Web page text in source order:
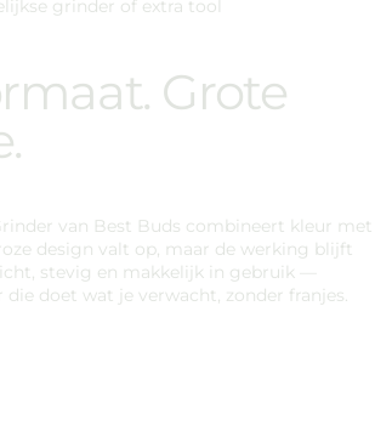
grinder of extra tool
Grote
van Best Buds combineert kleur met
design valt op, maar de werking blijft
stevig en makkelijk in gebruik —
doet wat je verwacht, zonder franjes.